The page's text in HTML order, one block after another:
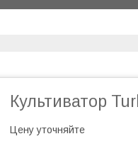
Культиватор
Цену уточняйте